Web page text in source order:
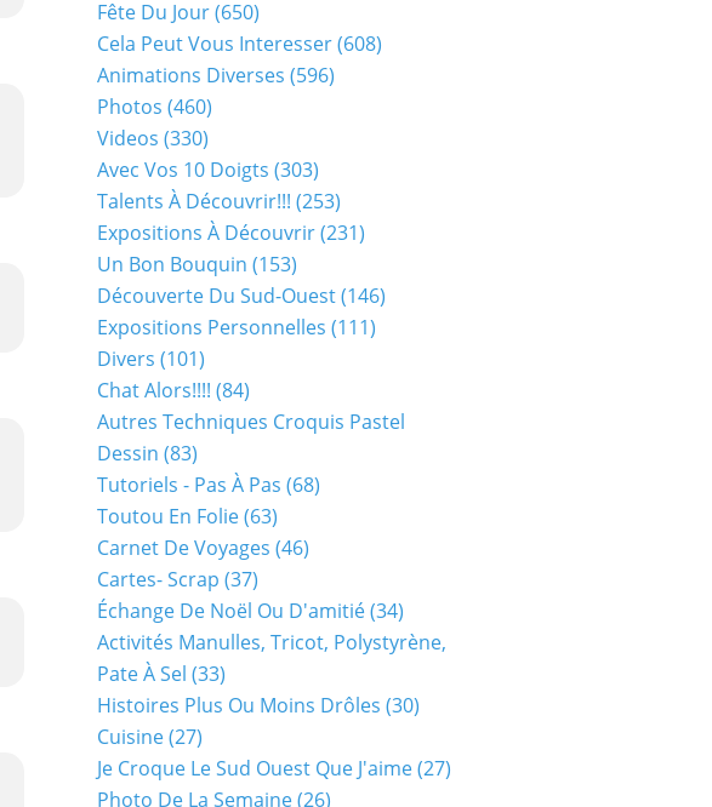
Fête Du Jour(650)
Cela Peut Vous Interesser(608)
Animations Diverses (596)
Photos (460)
Videos (330)
Avec Vos 10 Doigts (303)
Talents À Découvrir!!! (253)
Expositions À Découvrir(231)
Un Bon Bouquin (153)
Découverte Du Sud-Ouest(146)
Expositions Personnelles (111)
Divers (101)
Chat Alors!!!! (84)
Autres Techniques Croquis Pastel
Dessin (83)
Tutoriels - Pas À Pas (68)
Toutou En Folie(63)
Carnet De Voyages (46)
Cartes- Scrap (37)
Échange De Noël Ou D'amitié(34)
Activités Manulles, Tricot, Polystyrène,
Pate À Sel (33)
Histoires Plus Ou Moins Drôles (30)
Cuisine(27)
Je Croque Le Sud Ouest Que J'aime(27)
Photo De La Semaine(26)